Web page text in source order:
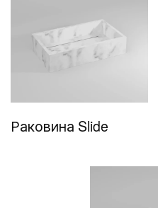
Раковина Slide